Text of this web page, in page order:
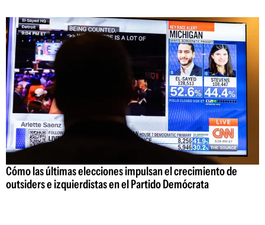
Cómo las últimas elecciones impulsan el crecimiento de
outsiders e izquierdistas en el Partido Demócrata